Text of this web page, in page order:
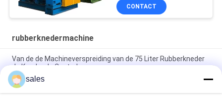
CONTACT
rubberknedermachine
Van de de Machineverspreiding van de 75 Liter Rubberkneder
de Knederplc Controle
De Knedermachine van de Plasticatings rust de
Rubberverspreiding 18 Duim Rubber het Mengen zich Molen
sales